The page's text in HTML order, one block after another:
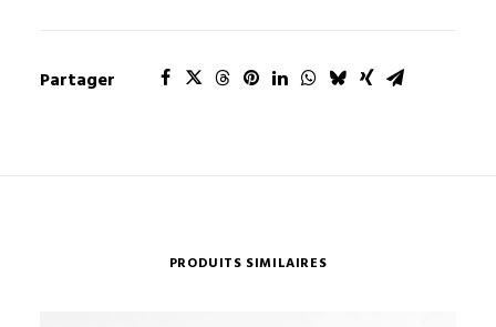
Partager
PRODUITS SIMILAIRES